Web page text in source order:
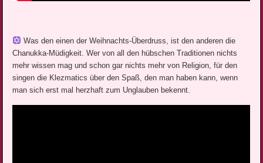
Was den einen der Weihnachts-Überdruss, ist den anderen die
Chanukka-Müdigkeit. Wer von all den hübschen Traditionen nichts
mehr wissen mag und schon gar nichts mehr von Religion, für den
singen die Klezmatics über den Spaß, den man haben kann, wenn
man sich erst mal herzhaft zum Unglauben bekennt.